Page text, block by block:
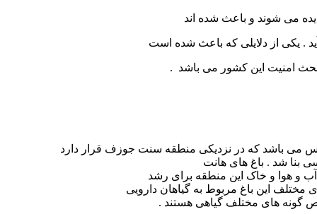
می شوند و باعث شده اند
. یکی از دلایلی که باعث شده است
بحث امنیت این کشور می باشد .
می باشد که در نزدیکی منطقه سنت جوزف قرار دارد
بنا شد . باغ های هانت
و هوا و خاک این منطقه برای رشد
این باغ مربوط به گیاهان دارویی
گونه های مختلف گیاهی هستند .